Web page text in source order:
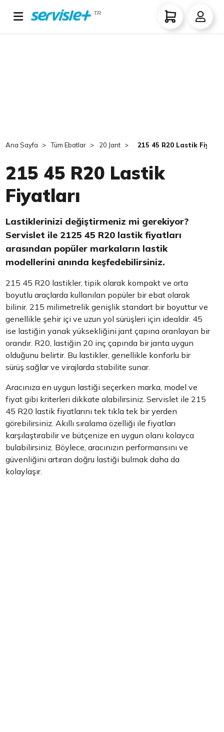
TR
Ana Sayfa Tüm Ebatlar 20 Jant 215 45 R20 Lastik
215 45 R20 Lastik
Fiyatları
Lastiklerinizi değiştirmeniz mi gerekiyor?
Servislet ile 2125 45 R20 lastik fiyatları
arasından popüler markaların lastik
modellerini anında keşfedebilirsiniz.
215 45 R20 lastikler, tipik olarak kompakt ve orta
boyutlu araçlarda kullanılan popüler bir ebat olarak
bilinir. 215 milimetrelik genişlik standart bir boyuttur ve
genellikle şehir içi ve uzun yol sürüşleri için idealdir. 45
ise lastiğin yanak yüksekliğini jant çapına oranlayan bir
orandır. R20, lastiğin 20 inç çapında bir janta uygun
olduğunu belirtir. Bu lastikler, genellikle konforlu bir
sürüş sağlar ve virajlarda stabilite sunar.
Aracınıza en uygun lastiği seçerken marka, model ve
fiyat gibi kriterleri dikkate alabilirsiniz. Servislet ile 215
45 R20 lastik fiyatlarını tek tıkla tek bir yerden
görebilirsiniz. Akıllı sıralama özelliği ile fiyatları
karşılaştırabilir ve bütçenize en uygun olanı kolayca
bulabilirsiniz. Böylece, aracınızın performansını ve
güvenliğini artıran doğru lastiği bulmak daha da
kolaylaşır.